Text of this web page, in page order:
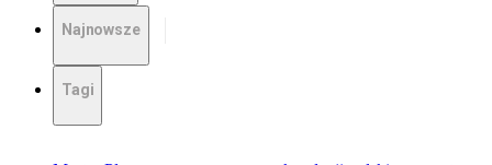
Najnowsze
Tagi